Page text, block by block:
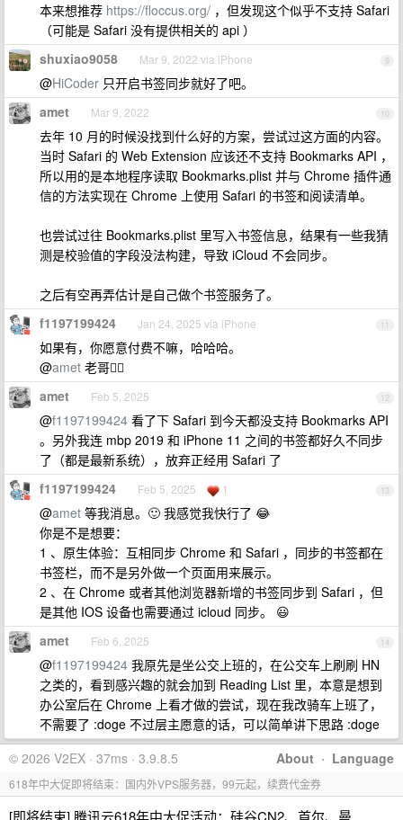
本来想推荐 https://floccus.org/ ，但发现这个似乎不支持 Safari
（可能是 Safari 没有提供相关的 api ）
9
shuxiao9058 Mar 9, 2022 via iPhone
@HiCoder 只开启书签同步就好了吧。
10
amet Mar 9, 2022
去年 10 月的时候没找到什么好的方案，尝试过这方面的内容。
当时 Safari 的 Web Extension 应该还不支持 Bookmarks API ，
所以用的是本地程序读取 Bookmarks.plist 并与 Chrome 插件通
信的方法实现在 Chrome 上使用 Safari 的书签和阅读清单。
也尝试过往 Bookmarks.plist 里写入书签信息，结果有一些我猜
测是校验值的字段没法构建，导致 iCloud 不会同步。
之后有空再弄估计是自己做个书签服务了。
11
f1197199424 Jan 24, 2025 via iPhone
如果有，你愿意付费不嘛，哈哈哈。
@amet 老哥👍🏾
12
amet Feb 5, 2025
@f1197199424 看了下 Safari 到今天都没支持 Bookmarks API
。另外我连 mbp 2019 和 iPhone 11 之间的书签都好久不同步
了（都是最新系统），放弃正经用 Safari 了
13
f1197199424 Feb 5, 2025 1
@amet 等我消息。🙂 我感觉我快行了 😂
你是不是想要：
1 、原生体验：互相同步 Chrome 和 Safari ，同步的书签都在
书签栏，而不是另外做一个页面用来展示。
2 、在 Chrome 或者其他浏览器新增的书签同步到 Safari ，但
是其他 IOS 设备也需要通过 icloud 同步。 😃
14
amet Feb 6, 2025
@f1197199424 我原先是坐公交上班的，在公交车上刷刷 HN
之类的，看到感兴趣的就会加到 Reading List 里，本意是想到
办公室后在 Chrome 上看才做的尝试，现在我改骑车上班了，
不需要了 :doge 不过层主愿意的话，可以简单讲下思路 :doge
About · Language
© 2026 V2EX · 37ms · 3.9.8.5
618年中大促即将结束：国内外VPS服务器，99元起，续费代金券
[即将结束] 腾讯云618年中大促活动：硅谷CN2、首尔、曼